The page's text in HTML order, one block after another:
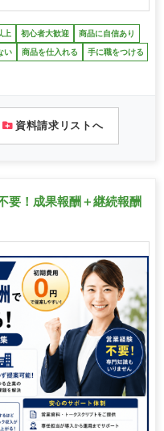
上 初心者大歓迎 商品に自信あり
い 商品を仕入れる 手に職をつける
資料請求リストへ
要！成果報酬＋継続報酬